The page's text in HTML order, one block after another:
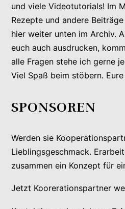
und viele Videotutorials! Im
Rezepte und andere
hier weiter unten im Archiv.
euch auch ausdrucken,
alle Fragen stehe ich gerne
Viel Spaß beim stöbern. Eure
SPONSOREN
Werden sie
Lieblingsgeschmack.
zusammen ein Konzept für
Jetzt Koorerationspartner